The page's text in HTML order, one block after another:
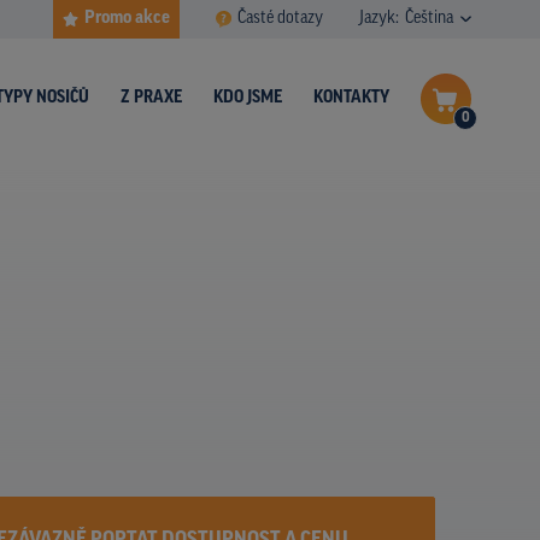
Promo akce Časté dotazy Jazyk: Čeština
0
NOSIČŮ Z PRAXE KDO JSME KONTAKTY